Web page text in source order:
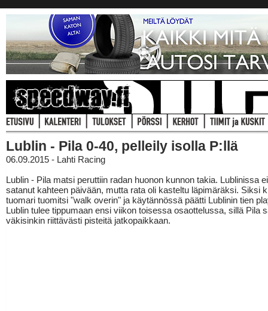
Lublin - Pila 0-40, pelleily isolla P:llä
06.09.2015 - Lahti Racing
Lublin - Pila matsi peruttiin radan huonon kunnon takia. Lublinissa
satanut kahteen päivään, mutta rata oli kasteltu läpimäräksi. Siksi
tuomari tuomitsi "walk overin" ja käytännössä päätti Lublinin tien
Lublin tulee tippumaan ensi viikon toisessa osaottelussa, sillä Pila
väkisinkin riittävästi pisteitä jatkopaikkaan.